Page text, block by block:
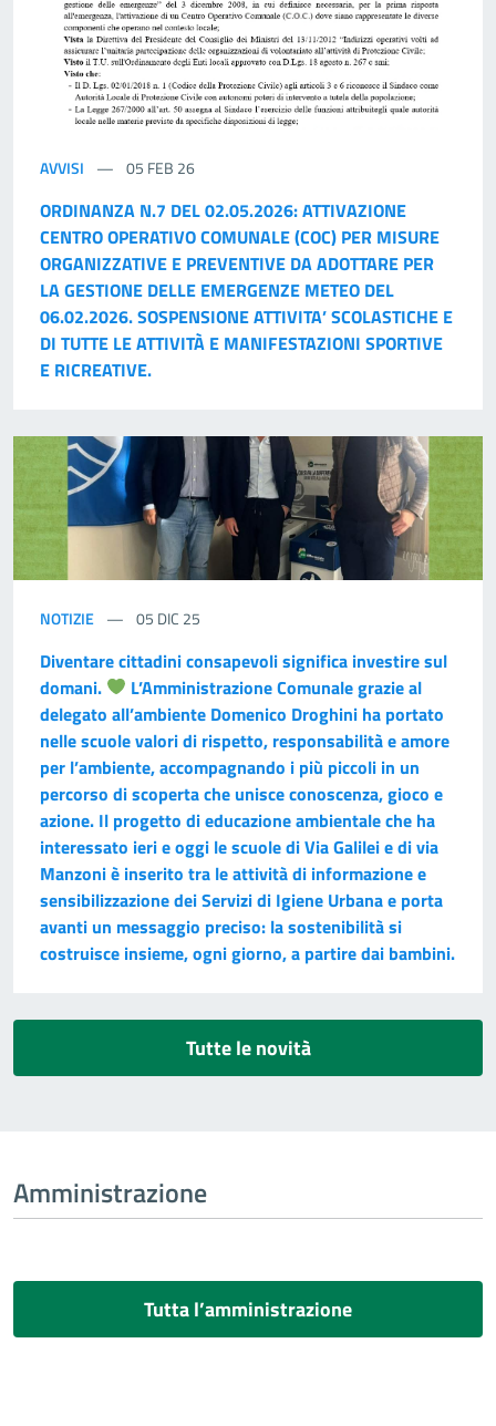
AVVISI 05 FEB 26
ORDINANZA N.7 DEL 02.05.2026: ATTIVAZIONE
CENTRO OPERATIVO COMUNALE (COC) PER MISURE
ORGANIZZATIVE E PREVENTIVE DA ADOTTARE PER
LA GESTIONE DELLE EMERGENZE METEO DEL
06.02.2026. SOSPENSIONE ATTIVITA’ SCOLASTICHE E
DI TUTTE LE ATTIVITÀ E MANIFESTAZIONI SPORTIVE
E RICREATIVE.
NOTIZIE 05 DIC 25
Diventare cittadini consapevoli significa investire sul
domani.
L’Amministrazione Comunale grazie al
delegato all’ambiente Domenico Droghini ha portato
nelle scuole valori di rispetto, responsabilità e amore
per l’ambiente, accompagnando i più piccoli in un
percorso di scoperta che unisce conoscenza, gioco e
azione. Il progetto di educazione ambientale che ha
interessato ieri e oggi le scuole di Via Galilei e di via
Manzoni è inserito tra le attività di informazione e
sensibilizzazione dei Servizi di Igiene Urbana e porta
avanti un messaggio preciso: la sostenibilità si
costruisce insieme, ogni giorno, a partire dai bambini.
Tutte le novità
Amministrazione
Tutta l’amministrazione